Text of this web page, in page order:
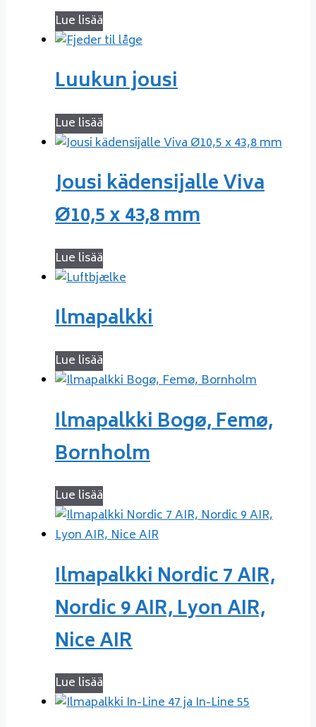
Lue lisää
Luukun jousi
Lue lisää
Jousi kädensijalle Viva
Ø10,5 x 43,8 mm
Lue lisää
Ilmapalkki
Lue lisää
Ilmapalkki Bogø, Femø,
Bornholm
Lue lisää
Ilmapalkki Nordic 7 AIR,
Nordic 9 AIR, Lyon AIR,
Nice AIR
Lue lisää